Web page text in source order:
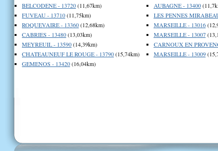
BELCODENE - 13720(11,67km)
FUVEAU - 13710(11,75km)
ROQUEVAIRE - 13360(12,68km)
CABRIES - 13480(13,03km)
MEYREUIL - 13590(14,39km)
CHATEAUNEUF LE ROUGE - 13790(15,74km)
GEMENOS - 13420(16,04km)
AUBAGNE - 13400
LES PENNES
MARSEILLE - 13016
MARSEILLE - 13007
CARNOUX EN
MARSEILLE - 13009